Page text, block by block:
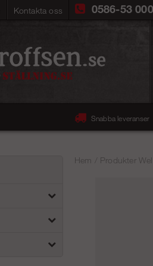
Kontakta oss 0586-53 000
Snabba leveranser
Hem Produkter